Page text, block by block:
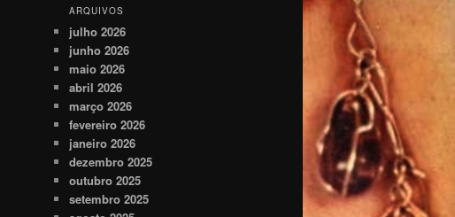
ARQUIVOS
julho 2026
junho 2026
maio 2026
abril 2026
março 2026
fevereiro 2026
janeiro 2026
dezembro 2025
outubro 2025
setembro 2025